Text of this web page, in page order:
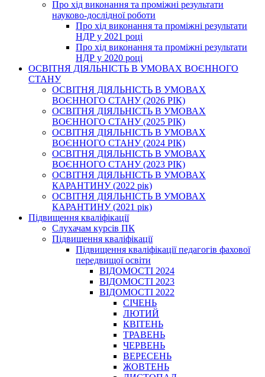
Про хід виконання та проміжні результати
науково-дослідної роботи
Про хід виконання та проміжні результати
НДР у 2021 році
Про хід виконання та проміжні результати
НДР у 2020 році
ОСВІТНЯ ДІЯЛЬНІСТЬ В УМОВАХ ВОЄННОГО
СТАНУ
ОСВІТНЯ ДІЯЛЬНІСТЬ В УМОВАХ
ВОЄННОГО СТАНУ (2026 РІК)
ОСВІТНЯ ДІЯЛЬНІСТЬ В УМОВАХ
ВОЄННОГО СТАНУ (2025 РІК)
ОСВІТНЯ ДІЯЛЬНІСТЬ В УМОВАХ
ВОЄННОГО СТАНУ (2024 РІК)
ОСВІТНЯ ДІЯЛЬНІСТЬ В УМОВАХ
ВОЄННОГО СТАНУ (2023 РІК)
ОСВІТНЯ ДІЯЛЬНІСТЬ В УМОВАХ
КАРАНТИНУ (2022 рік)
ОСВІТНЯ ДІЯЛЬНІСТЬ В УМОВАХ
КАРАНТИНУ (2021 рік)
Підвищення кваліфікації
Слухачам курсів ПК
Підвищення кваліфікації
Підвищення кваліфікації педагогів фахової
передвищої освіти
ВІДОМОСТІ 2024
ВІДОМОСТІ 2023
ВІДОМОСТІ 2022
СІЧЕНЬ
ЛЮТИЙ
КВІТЕНЬ
ТРАВЕНЬ
ЧЕРВЕНЬ
ВЕРЕСЕНЬ
ЖОВТЕНЬ